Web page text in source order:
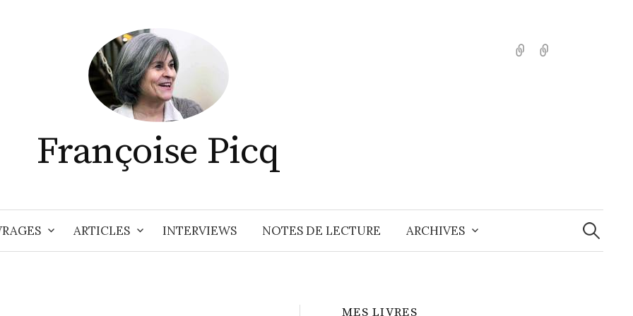
Françoise Picq
English
ARTICLES INTERVIEWS NOTES DE LECTURE ARCHIVES
MES LIVRES